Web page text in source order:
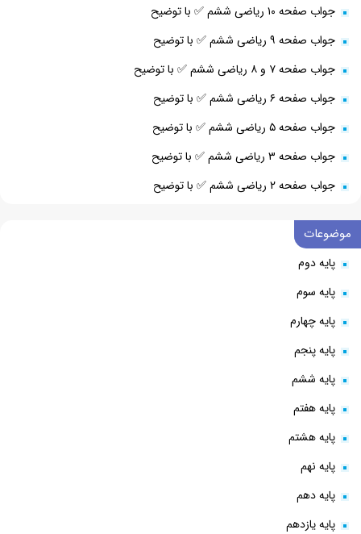
جواب صفحه ۱۰ ریاضی ششم ✅ با توضیح
جواب صفحه ۹ ریاضی ششم ✅ با توضیح
جواب صفحه ۷ و ۸ ریاضی ششم ✅ با توضیح
جواب صفحه ۶ ریاضی ششم ✅ با توضیح
جواب صفحه ۵ ریاضی ششم ✅ با توضیح
جواب صفحه ۳ ریاضی ششم ✅ با توضیح
جواب صفحه ۲ ریاضی ششم ✅ با توضیح
موضوعات
پایه دوم
پایه سوم
پایه چهارم
پایه پنجم
پایه ششم
پایه هفتم
پایه هشتم
پایه نهم
پایه دهم
پایه یازدهم